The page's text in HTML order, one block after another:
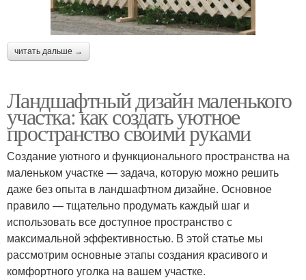
читать дальше →
Ландшафтный дизайн маленького
участка: как создать уютное
пространство своими руками
Создание уютного и функционального пространства на
маленьком участке — задача, которую можно решить
даже без опыта в ландшафтном дизайне. Основное
правило — тщательно продумать каждый шаг и
использовать все доступное пространство с
максимальной эффективностью. В этой статье мы
рассмотрим основные этапы создания красивого и
комфортного уголка на вашем участке.